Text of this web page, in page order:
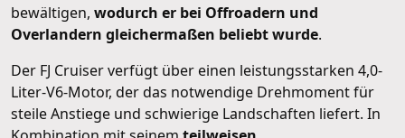
bewältigen, wodurch er bei Offroadern und
Overlandern gleichermaßen beliebt wurde.
Der FJ Cruiser verfügt über einen leistungsstarken 4,0-
Liter-V6-Motor, der das notwendige Drehmoment für
steile Anstiege und schwierige Landschaften liefert. In